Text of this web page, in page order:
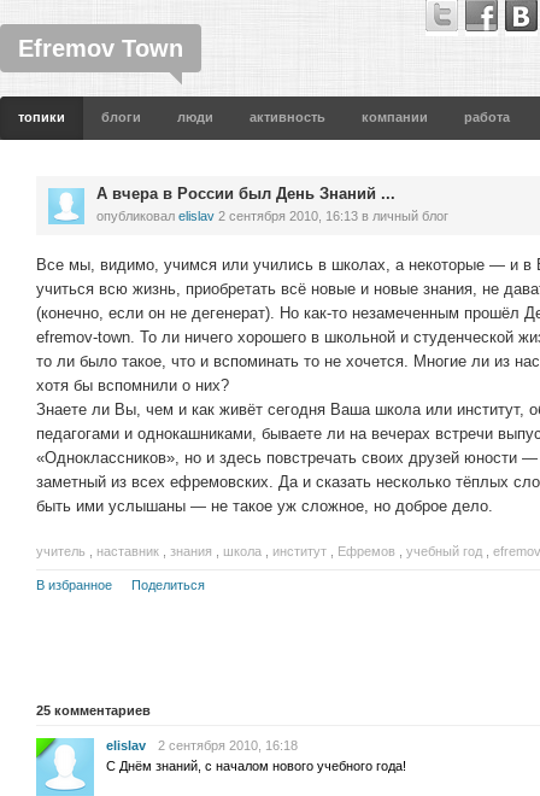
Efremov Town
топики блоги люди активность компании работа
А вчера в России был День Знаний ...
опубликовал elislav 2 сентября 2010, 16:13 в личный блог
Все мы, видимо, учимся или учились в школах, а некоторые — и
учиться всю жизнь, приобретать всё новые и новые знания, не
(конечно, если он не дегенерат). Но как-то незамеченным прошёл
efremov-town. То ли ничего хорошего в школьной и студенческой
то ли было такое, что и вспоминать то не хочется. Многие ли из
хотя бы вспомнили о них?
Знаете ли Вы, чем и как живёт сегодня Ваша школа или
педагогами и однокашниками, бываете ли на вечерах встречи
«Одноклассников», но и здесь повстречать своих друзей юности
заметный из всех ефремовских. Да и сказать несколько тёплых
быть ими услышаны — не такое уж сложное, но доброе дело.
учитель наставник знания школа институт Ефремов учебный год
В избранное Поделиться
25 комментариев
elislav
2 сентября 2010, 16:18
С Днём знаний, с началом нового учебного года!